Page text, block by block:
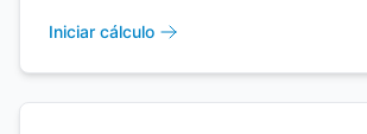
Iniciar cálculo